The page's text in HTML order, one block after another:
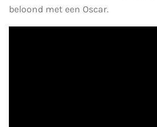
beloond met een Oscar.